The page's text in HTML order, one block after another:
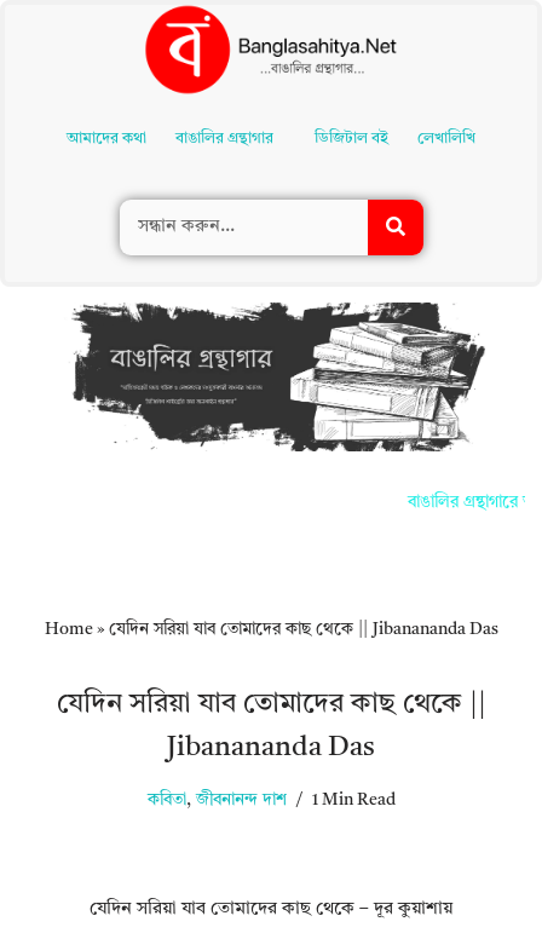
Contentআমাদের কথা বাঙালির গ্রন্থাগার ডিজিটাল বই লেখালিখি
বাঙালির গ্রন্থাগারে
Home» যেদিন সরিয়া যাব তোমাদের কাছ থেকে || Jibanananda Das
যেদিন সরিয়া যাব তোমাদের কাছ থেকে ||
Jibanananda Das
কবিতা, জীবনানন্দ দাশ 1 Min Read
যেদিন সরিয়া যাব তোমাদের কাছ থেকে – দূর কুয়াশায়